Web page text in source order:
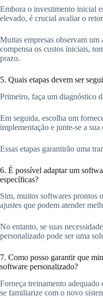
Embora o investimento inicial
elevado, é crucial avaliar o
Muitas empresas observam
compensa os custos iniciais,
prazo.
5. Quais etapas devem ser
Primeiro, faça um diagnóstico
Em seguida, escolha um
implementação e junte-se a
Essas etapas garantirão uma
6. É possível adaptar um
específicas?
Sim, muitos softwares prontos
ajustes que podem atender
No entanto, se suas
personalizado pode ser uma
7. Como posso garantir que
software personalizado?
Forneça treinamento adequado
se familiarize com o novo